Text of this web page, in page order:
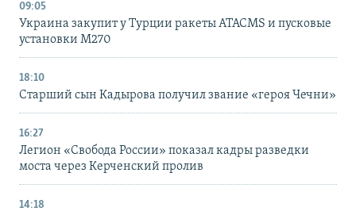
09:05
Украина закупит у Турции ракеты ATACMS и пусковые
установки M270
18:10
Старший сын Кадырова получил звание «героя Чечни»
16:27
Легион «Свобода России» показал кадры разведки
моста через Керченский пролив
14:18